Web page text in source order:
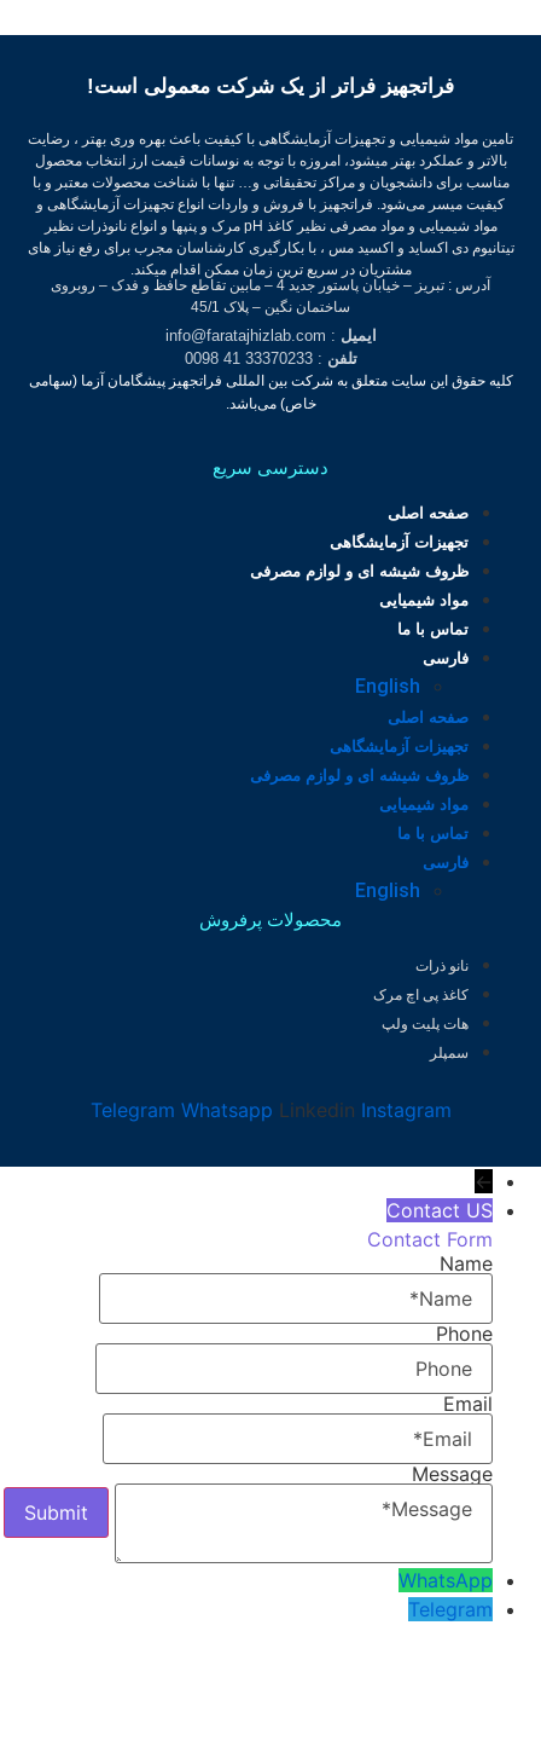
فراتجهیز فراتر از یک شرکت معمولی است!
تامین مواد شیمیایی و تجهیزات آزمایشگاهی با کیفیت باعث بهره وری بهتر ، رضایت
بالاتر و عملکرد بهتر میشود، امروزه با توجه به نوسانات قیمت ارز انتخاب محصول
مناسب برای دانشجویان و مراکز تحقیقاتی و… تنها با شناخت محصولات معتبر و با
کیفیت میسر می‌شود.فراتجهیز با فروش و واردات انواع تجهیزات آزمایشگاهی و
مواد شیمیایی و مواد مصرفی نظیر کاغذ pH مرک و پنپها و انواع نانوذرات نظیر
تیتانیوم دی اکساید و اکسید مس ، با بکارگیری کارشناسان مجرب برای رفع نیاز های
مشتریان در سریع ترین زمان ممکن اقدام میکند.
آدرس : تبریز – خیابان پاستور جدید 4 – مابین تقاطع حافظ و فدک – روبروی
ساختمان نگین – پلاک 45/1
ایمیل: info@faratajhizlab.com
تلفن: 33370233 41 0098
کلیه حقوق این سایت متعلق به شرکت بین المللی فراتجهیز پیشگامان آزما (سهامی
خاص) می‌باشد.
دسترسی سریع
صفحه اصلی
تجهیزات آزمایشگاهی
ظروف شیشه ای و لوازم مصرفی
مواد شیمیایی
تماس با ما
فارسی
English
صفحه اصلی
تجهیزات آزمایشگاهی
ظروف شیشه ای و لوازم مصرفی
مواد شیمیایی
تماس با ما
فارسی
English
محصولات پرفروش
نانو ذرات
کاغذ پی اچ مرک
هات پلیت ولپ
سمپلر
Telegram Whatsapp Linkedin Instagram
←
Contact US
Contact Form
Name
Phone
Email
Message
WhatsApp
Telegram